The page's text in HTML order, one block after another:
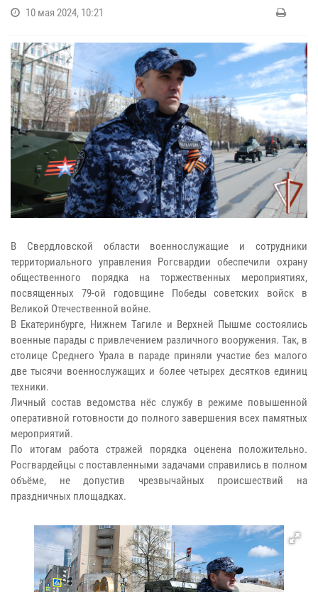
10 мая 2024, 10:21
В Свердловской области военнослужащие и сотрудники
территориального управления Рогсвардии обеспечили охрану
общественного порядка на торжественных мероприятиях,
посвященных 79-ой годовщине Победы советских войск в
Великой Отечественной войне.
В Екатеринбурге, Нижнем Тагиле и Верхней Пышме состоялись
военные парады с привлечением различного вооружения. Так, в
столице Среднего Урала в параде приняли участие без малого
две тысячи военнослужащих и более четырех десятков единиц
техники.
Личный состав ведомства нёс службу в режиме повышенной
оперативной готовности до полного завершения всех памятных
мероприятий.
По итогам работа стражей порядка оценена положительно.
Росгвардейцы с поставленными задачами справились в полном
объёме, не допустив чрезвычайных происшествий на
праздничных площадках.